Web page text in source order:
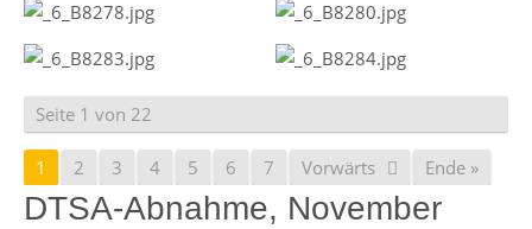
Seite 1 von 22
1 2 3 4 5 6 7 Vorwärts Ende »
DTSA-Abnahme, November